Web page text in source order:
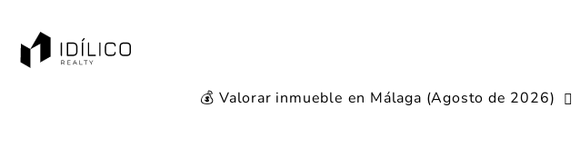
💰 Valorar inmueble en Málaga (Agosto de 2026)
Valorar inmueble Málaga Málaga Capital Ciudad Jardín